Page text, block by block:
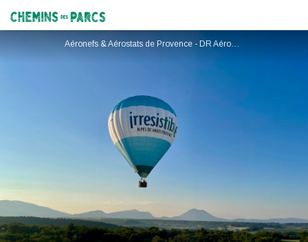
Chemins des Parcs
Aéronefs & Aérostats de Provence - DR Aéronefs & Aérostats de Provence